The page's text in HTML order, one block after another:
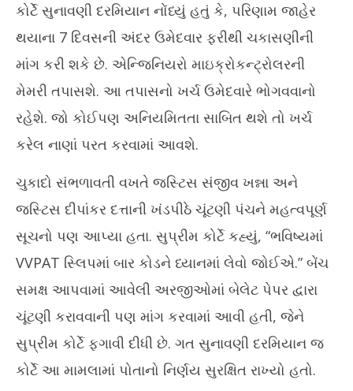
April
26,
કોર્ટે સુનાવણી દરમિયાન નોંધ્યું હતું કે, પરિણામ જાહેર
થયાના 7 દિવસની અંદર ઉમેદવાર ફરીથી ચકાસણીની
માંગ કરી શકે છે. એન્જિનિયરો માઇક્રોકન્ટ્રોલરની
મેમરી તપાસશે. આ તપાસનો ખર્ચ ઉમેદવારે ભોગવવાનો
રહેશે. જો કોઈપણ અનિયમિતતા સાબિત થશે તો ખર્ચ
કરેલ નાણાં પરત કરવામાં આવશે.
ચુકાદો સંભળાવતી વખતે જસ્ટિસ સંજીવ ખન્ના અને
જસ્ટિસ દીપાંકર દત્તાની ખંડપીઠે ચૂંટણી પંચને મહત્વપૂર્ણ
સૂચનો પણ આપ્યા હતા. સુપ્રીમ કોર્ટે કહ્યું, “ભવિષ્યમાં
VVPAT સ્લિપમાં બાર કોડને ધ્યાનમાં લેવો જોઈએ.” બેંચ
સમક્ષ આપવામાં આવેલી અરજીઓમાં બેલેટ પેપર દ્વારા
ચૂંટણી કરાવવાની પણ માંગ કરવામાં આવી હતી, જેને
સુપ્રીમ કોર્ટે ફગાવી દીધી છે. ગત સુનાવણી દરમિયાન જ
કોર્ટે આ મામલામાં પોતાનો નિર્ણય સુરક્ષિત રાખ્યો હતો.